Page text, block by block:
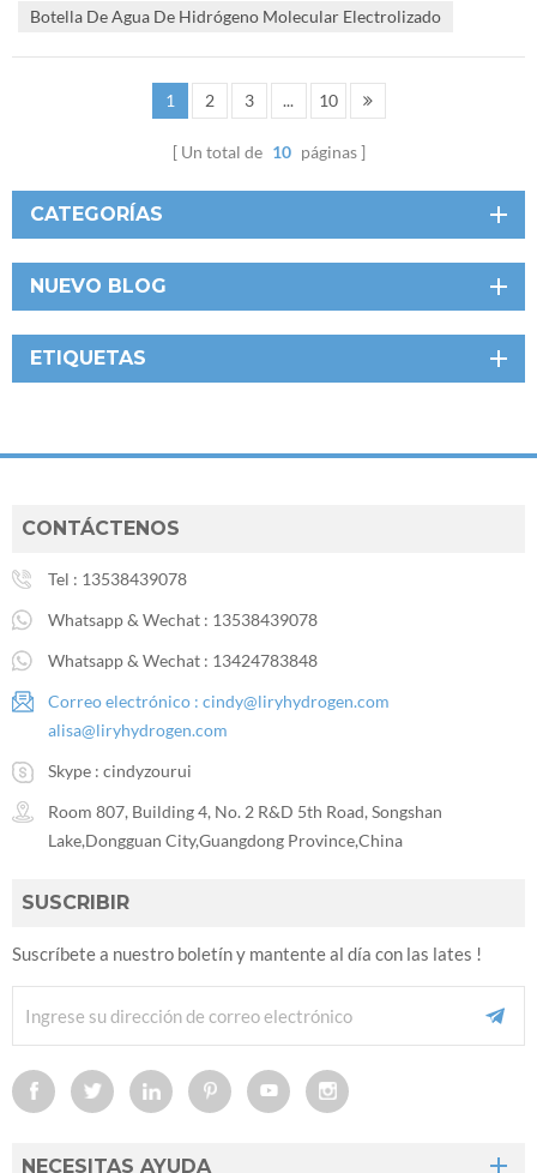
Botella De Agua De Hidrógeno Molecular Electrolizado
1 2 3 ... 10
Un total de 10 páginas
CATEGORÍAS
NUEVO BLOG
ETIQUETAS
CONTÁCTENOS
Tel : 13538439078
Whatsapp & Wechat : 13538439078
Whatsapp & Wechat : 13424783848
Correo electrónico : cindy@liryhydrogen.com
alisa@liryhydrogen.com
Skype : cindyzourui
Room 807, Building 4, No. 2 R&D 5th Road, Songshan
Lake,Dongguan City,Guangdong Province,China
SUSCRIBIR
Suscríbete a nuestro boletín y mantente al día con las lates !
NECESITAS AYUDA